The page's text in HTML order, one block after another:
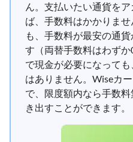
ん。支払いたい通貨を
ば、手数料はかかりま
も、手数料が最安の通
す（両替手数料はわず
で現金が必要になって
はありません。Wiseカ
で、限度額内なら手数
き出すことができます。